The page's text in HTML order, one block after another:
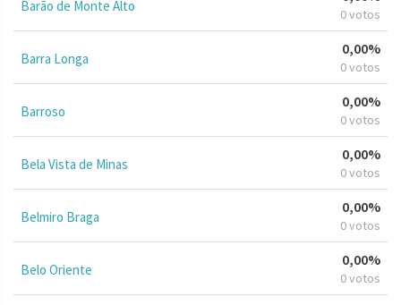
Barão de Monte Alto 0 votos
Barra Longa
0,00%
0 votos
Barroso
0,00%
0 votos
Bela Vista de Minas
0,00%
0 votos
Belmiro Braga
0,00%
0 votos
Belo Oriente
0,00%
0 votos